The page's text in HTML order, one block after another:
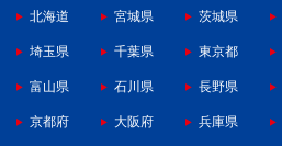
北海道 宮城県 茨城県
埼玉県 千葉県 東京都
富山県 石川県 長野県
京都府 大阪府 兵庫県